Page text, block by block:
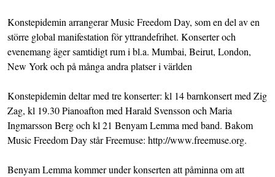
Konstepidemin arrangerar Music Freedom Day, som en del av en
större global manifestation för yttrandefrihet. Konserter och
evenemang äger samtidigt rum i bl.a. Mumbai, Beirut, London,
New York och på många andra platser i världen
Konstepidemin deltar med tre konserter: kl 14 barnkonsert med Zig
Zag, kl 19.30 Pianoafton med Harald Svensson och Maria
Ingmarsson Berg och kl 21 Benyam Lemma med band. Bakom
Music Freedom Day står Freemuse: http://www.freemuse.org.
Benyam Lemma kommer under konserten att påminna om att